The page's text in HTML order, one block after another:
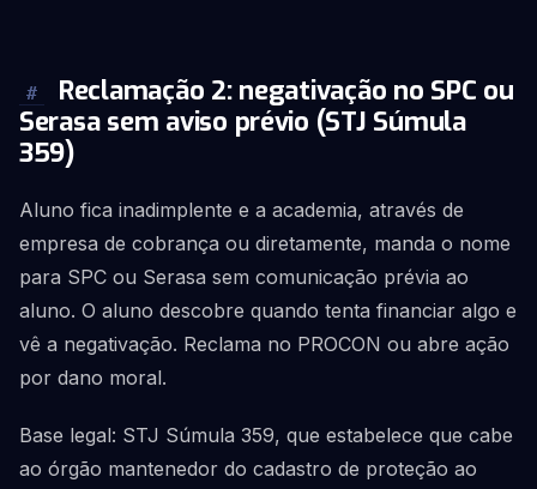
#
Reclamação 2: negativação no SPC ou
Serasa sem aviso prévio (STJ Súmula
359)
Aluno fica inadimplente e a academia, através de
empresa de cobrança ou diretamente, manda o nome
para SPC ou Serasa sem comunicação prévia ao
aluno. O aluno descobre quando tenta financiar algo e
vê a negativação. Reclama no PROCON ou abre ação
por dano moral.
Base legal: STJ Súmula 359, que estabelece que cabe
ao órgão mantenedor do cadastro de proteção ao